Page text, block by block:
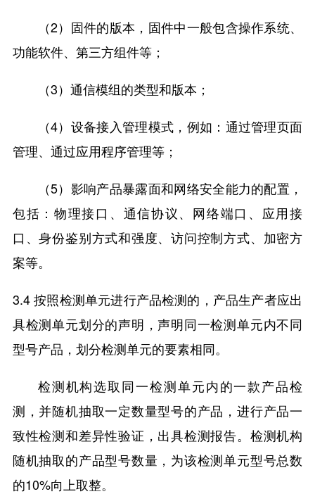
（2）固件的版本，固件中一般包含操作系统、
功能软件、第三方组件等；
（3）通信模组的类型和版本；
（4）设备接入管理模式，例如：通过管理页面
管理、通过应用程序管理等；
（5）影响产品暴露面和网络安全能力的配置，
包括：物理接口、通信协议、网络端口、应用接
口、身份鉴别方式和强度、访问控制方式、加密方
案等。
3.4 按照检测单元进行产品检测的，产品生产者应出
具检测单元划分的声明，声明同一检测单元内不同
型号产品，划分检测单元的要素相同。
检测机构选取同一检测单元内的一款产品检
测，并随机抽取一定数量型号的产品，进行产品一
致性检测和差异性验证，出具检测报告。检测机构
随机抽取的产品型号数量，为该检测单元型号总数
的10%向上取整。